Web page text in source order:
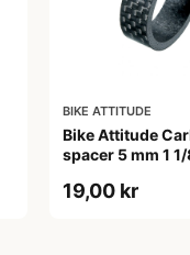
BIKE ATTITUDE
Bike Attitude
spacer 5 mm 1
19,00 kr